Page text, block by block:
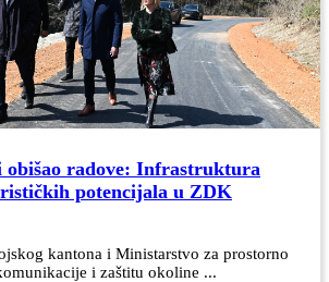
obišao radove: Infrastruktura
potencijala u ZDK
kantona i Ministarstvo za prostorno
i zaštitu okoline ...